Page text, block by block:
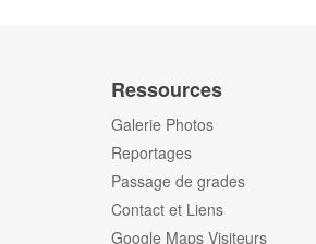
Ressources
Galerie Photos
Reportages
Passage de grades
Contact et Liens
Google Maps Visiteurs